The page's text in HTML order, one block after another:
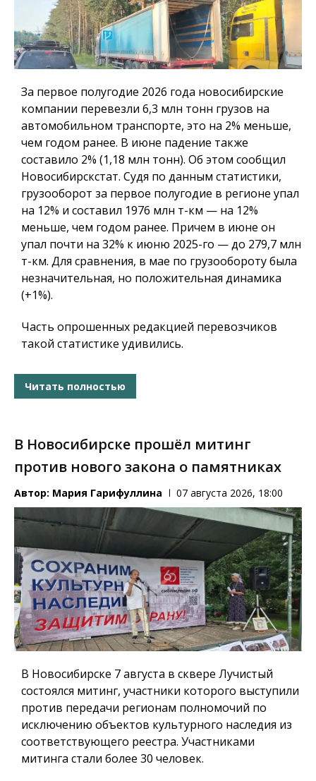
За первое полугодие 2026 года новосибирские
компании перевезли 6,3 млн тонн грузов на
автомобильном транспорте, это на 2% меньше,
чем годом ранее. В июне падение также
составило 2% (1,18 млн тонн). Об этом сообщил
Новосибирскстат. Судя по данным статистики,
грузооборот за первое полугодие в регионе упал
на 12% и составил 1976 млн т-км — на 12%
меньше, чем годом ранее. Причем в июне он
упал почти на 32% к июню 2025-го — до 279,7 млн
т-км. Для сравнения, в мае по грузообороту была
незначительная, но положительная динамика
(+1%).
Часть опрошенных редакцией перевозчиков
такой статистике удивились.
Читать полностью
В Новосибирске прошёл митинг
против нового закона о памятниках
Автор: Мария Гарифуллина 07 августа 2026, 18:00
В Новосибирске 7 августа в сквере Лучистый
состоялся митинг, участники которого выступили
против передачи регионам полномочий по
исключению объектов культурного наследия из
соответствующего реестра. Участниками
митинга стали более 30 человек.